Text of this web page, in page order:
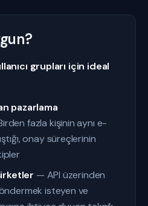
grupları için ideal
pazarlama
fazla kişinin aynı e-
onay süreçlerinin
— API üzerinden
isteyen ve